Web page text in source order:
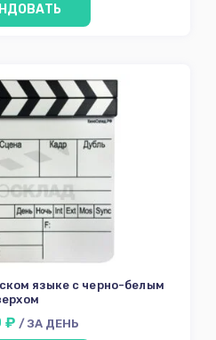
языке с черно-белым
₽ / ЗА ДЕНЬ